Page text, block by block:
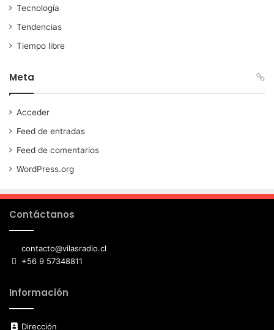
Tecnología
Tendencias
Tiempo libre
Meta
Acceder
Feed de entradas
Feed de comentarios
WordPress.org
Contáctanos
contacto@vilasradio.cl
+56 9 57348811
Información
Dirección